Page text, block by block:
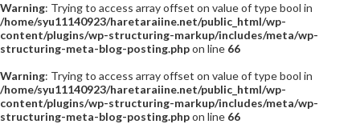
Warning: Trying to access array offset on value of type bool in
/home/syu11140923/haretaraiine.net/public_html/wp-
content/plugins/wp-structuring-markup/includes/meta/wp-
structuring-meta-blog-posting.phpon line 66
Warning: Trying to access array offset on value of type bool in
/home/syu11140923/haretaraiine.net/public_html/wp-
content/plugins/wp-structuring-markup/includes/meta/wp-
structuring-meta-blog-posting.phpon line 66